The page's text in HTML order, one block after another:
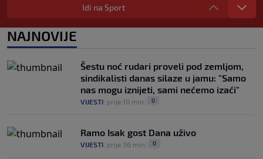
Mourinhu: Jedne noći me je nazvao i
0
spremili oko 70 miliona eura za Brazilca
0
Idi na Sport
NAJNOVIJE
Šestu noć rudari proveli pod zemljom,
sindikalisti danas silaze u jamu: "Samo
nas mogu iznijeti, sami nećemo izaći"
VIJESTI prije 10 min 0
Ramo Isak gost Dana uživo
VIJESTI prije 36 min 0